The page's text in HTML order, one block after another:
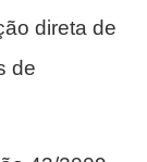
direta de
de